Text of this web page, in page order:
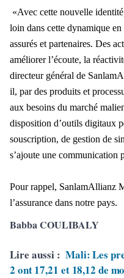
«Avec cette nouvelle
loin dans cette dynamique
assurés et partenaires. Des
améliorer l’écoute, la
directeur général de
il, par des produits et
aux besoins du marché
disposition d’outils digitaux
souscription, de gestion de
s’ajoute une communication
Pour rappel, SanlamAllianz
l’assurance dans notre pays.
Babba COULIBALY
Lire aussi : Mali: Les
2 ont 17,21 et 18,12 de